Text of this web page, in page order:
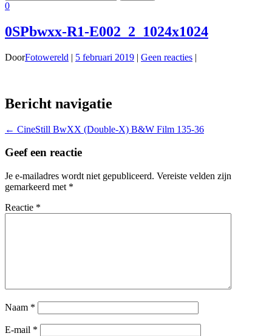
0
0SPbwxx-R1-E002_2_1024x1024
DoorFotowereld | 5 februari 2019 | Geen reacties |
Bericht navigatie
← CineStill BwXX (Double-X) B&W Film 135-36
Geef een reactie
Je e-mailadres wordt niet gepubliceerd. Vereiste velden zijn
gemarkeerd met *
Reactie *
Naam *
E-mail *